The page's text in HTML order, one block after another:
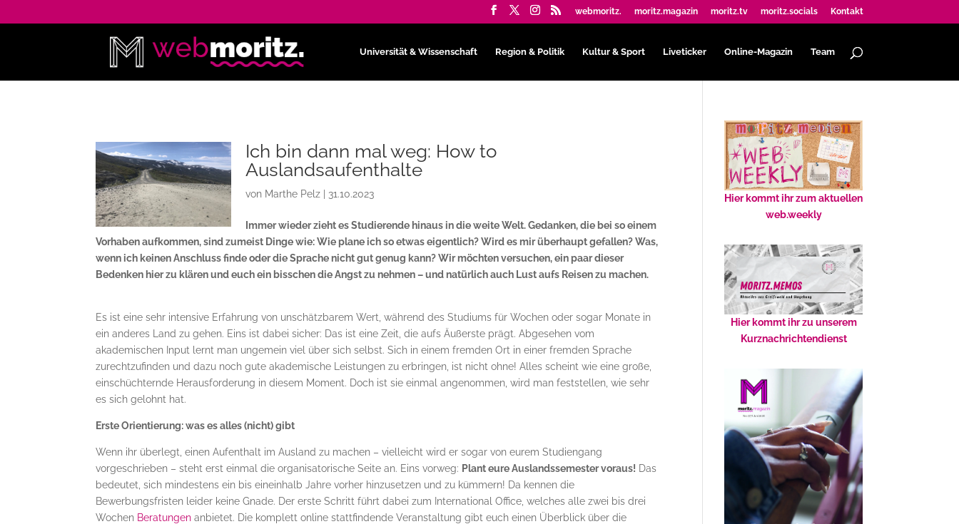
webmoritz. moritz.magazin moritz.tv moritz.socials Kontakt
Universität & Wissenschaft Region & Politik Kultur & Sport Liveticker Online-Magazin Team
Ich bin dann mal weg: How to
Auslandsaufenthalte
von Marthe Pelz 31.10.2023
Immer wieder zieht es Studierende hinaus in die weite Welt. Gedanken, die bei so einem
Vorhaben aufkommen, sind zumeist Dinge wie: Wie plane ich so etwas eigentlich? Wird es mir überhaupt gefallen? Was,
wenn ich keinen Anschluss finde oder die Sprache nicht gut genug kann? Wir möchten versuchen, ein paar dieser
Bedenken hier zu klären und euch ein bisschen die Angst zu nehmen – und natürlich auch Lust aufs Reisen zu machen.
Es ist eine sehr intensive Erfahrung von unschätzbarem Wert, während des Studiums für Wochen oder sogar Monate in
ein anderes Land zu gehen. Eins ist dabei sicher: Das ist eine Zeit, die aufs Äußerste prägt. Abgesehen vom
akademischen Input lernt man ungemein viel über sich selbst. Sich in einem fremden Ort in einer fremden Sprache
zurechtzufinden und dazu noch gute akademische Leistungen zu erbringen, ist nicht ohne! Alles scheint wie eine große,
einschüchternde Herausforderung in diesem Moment. Doch ist sie einmal angenommen, wird man feststellen, wie sehr
es sich gelohnt hat.
Erste Orientierung: was es alles (nicht) gibt
Wenn ihr überlegt, einen Aufenthalt im Ausland zu machen – vielleicht wird er sogar von eurem Studiengang
vorgeschrieben – steht erst einmal die organisatorische Seite an. Eins vorweg: Plant eure Auslandssemester voraus! Das
bedeutet, sich mindestens ein bis eineinhalb Jahre vorher hinzusetzen und zu kümmern! Da kennen die
Bewerbungsfristen leider keine Gnade. Der erste Schritt führt dabei zum International Office, welches alle zwei bis drei
Wochen Beratungen anbietet. Die komplett online stattfindende Veranstaltung gibt euch einen Überblick über die
Hier kommt ihr zum aktuellen
web.weekly
Hier kommt ihr zu unserem
Kurznachrichtendienst